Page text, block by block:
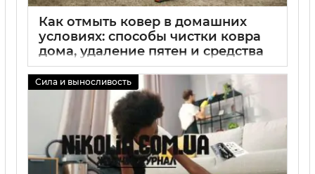
Как отмыть ковер в домашних
условиях: способы чистки ковра
дома, удаление пятен и средства
для уборки ковра, советы по
уходу
0
Сила и выносливость